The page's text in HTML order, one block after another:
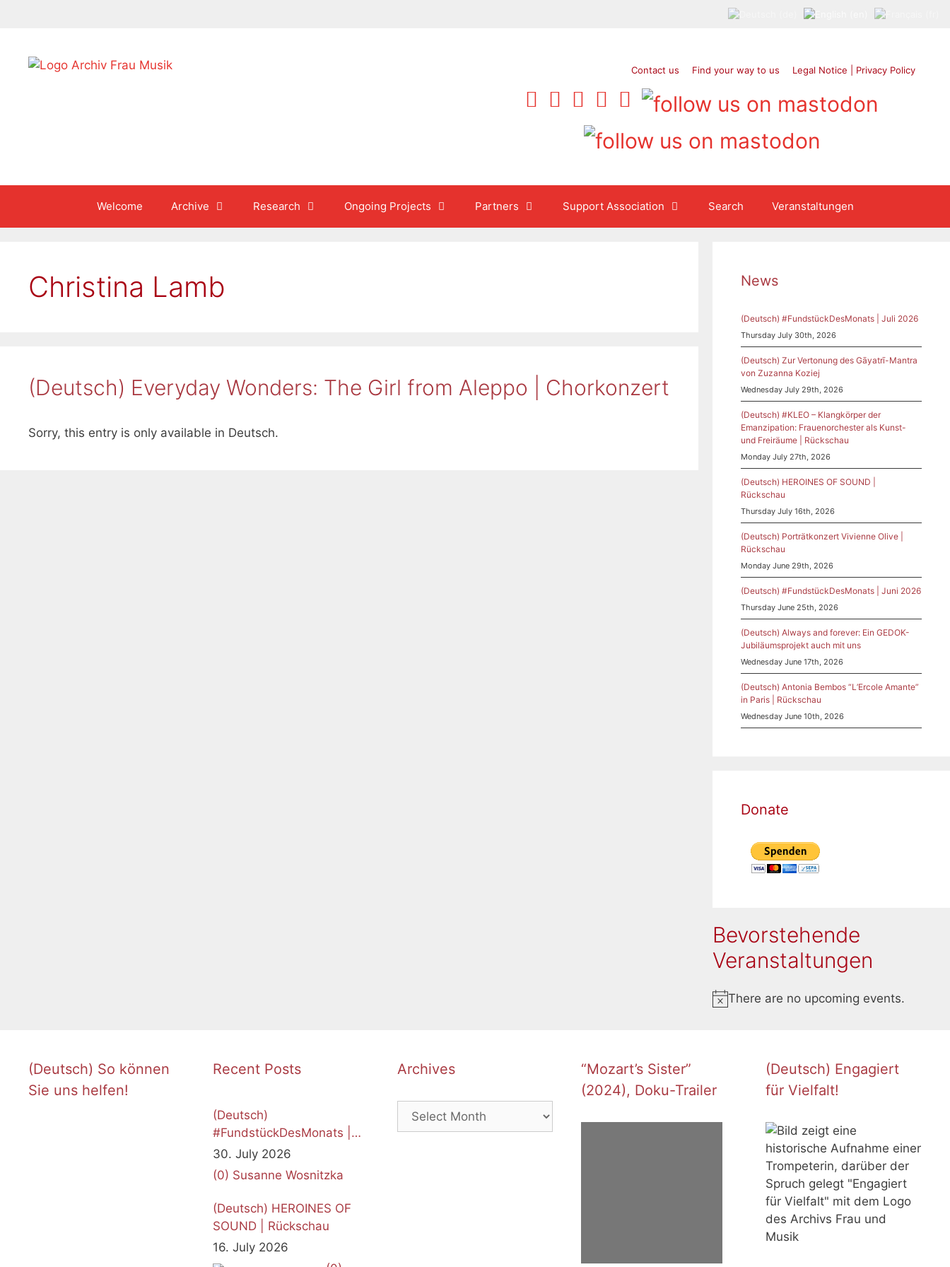
Contact us Find your way to us Legal Notice | Privacy Policy
Welcome Archive Research Ongoing Projects Partners Support Association Search Veranstaltungen
Christina Lamb
(Deutsch) Everyday Wonders: The Girl from Aleppo | Chorkonzert
Sorry, this entry is only available in Deutsch.
News
(Deutsch) #FundstückDesMonats | Juli 2026
Thursday July 30th, 2026
(Deutsch) Zur Vertonung des Gāyatrī-Mantra
von Zuzanna Koziej
Wednesday July 29th, 2026
(Deutsch) #KLEO – Klangkörper der
Emanzipation: Frauenorchester als Kunst-
und Freiräume | Rückschau
Monday July 27th, 2026
(Deutsch) HEROINES OF SOUND |
Rückschau
Thursday July 16th, 2026
(Deutsch) Porträtkonzert Vivienne Olive |
Rückschau
Monday June 29th, 2026
(Deutsch) #FundstückDesMonats | Juni 2026
Thursday June 25th, 2026
(Deutsch) Always and forever: Ein GEDOK-
Jubiläumsprojekt auch mit uns
Wednesday June 17th, 2026
(Deutsch) Antonia Bembos “L’Ercole Amante”
in Paris | Rückschau
Wednesday June 10th, 2026
Donate
Bevorstehende
Veranstaltungen
N
e
There are no upcoming events.
(Deutsch) So können
Sie uns helfen!
Recent Posts
(Deutsch)
#FundstückDesMonats |
Juli 2026
30. July 2026
(0) Susanne Wosnitzka
(Deutsch) HEROINES OF
SOUND | Rückschau
16. July 2026
Archives
Archives
“Mozart’s Sister”
(2024), Doku-Trailer
(Deutsch) Engagiert
für Vielfalt!